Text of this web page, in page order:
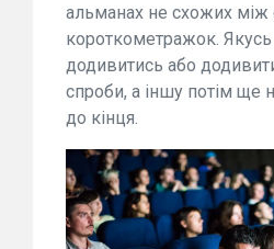
альманах не схожих
короткометражок.
додивитись або
спроби, а іншу потім ще
до кінця.